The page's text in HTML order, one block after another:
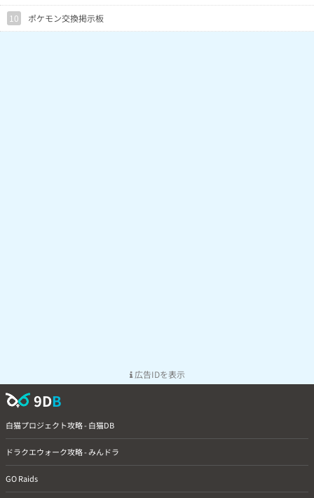
10 ポケモン交換掲示板
広告IDを表示
9DB
白猫プロジェクト攻略 - 白猫DB
ドラクエウォーク攻略 - みんドラ
GO Raids